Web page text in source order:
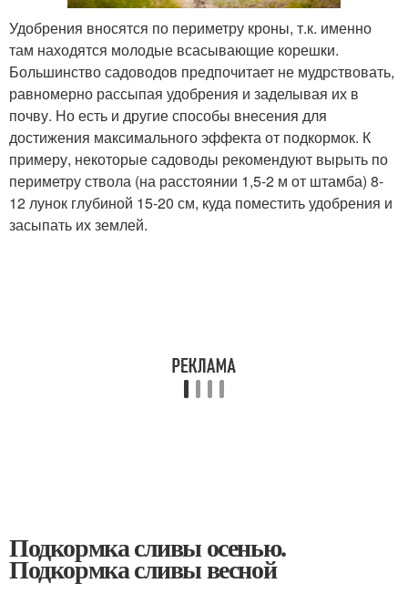
Удобрения вносятся по периметру кроны, т.к. именно
там находятся молодые всасывающие корешки.
Большинство садоводов предпочитает не мудрствовать,
равномерно рассыпая удобрения и заделывая их в
почву. Но есть и другие способы внесения для
достижения максимального эффекта от подкормок. К
примеру, некоторые садоводы рекомендуют вырыть по
периметру ствола (на расстоянии 1,5-2 м от штамба) 8-
12 лунок глубиной 15-20 см, куда поместить удобрения и
засыпать их землей.
Подкормка сливы осенью.
Подкормка сливы весной